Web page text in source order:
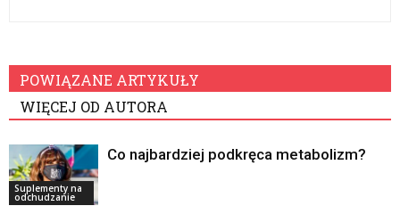
POWIĄZANE ARTYKUŁY
WIĘCEJ OD AUTORA
Suplementy na
odchudzanie
Co najbardziej podkręca metabolizm?